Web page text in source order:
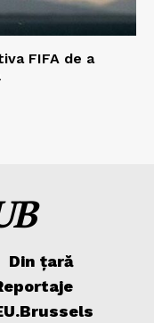
FIFA de a
Din țară